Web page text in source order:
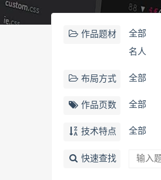
作品题材 全部
名人
布局方式 全部
作品页数 全部
技术特点 全部
快速查找